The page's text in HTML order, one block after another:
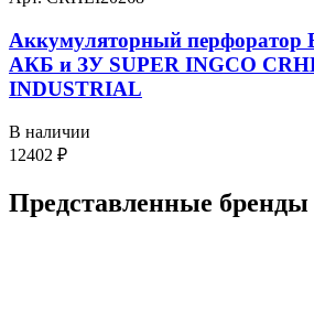
Аккумуляторный перфоратор
АКБ и ЗУ SUPER INGCO
INDUSTRIAL
В наличии
12402 ₽
Представленные бренды